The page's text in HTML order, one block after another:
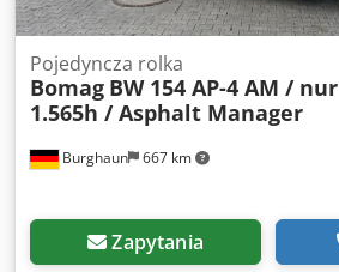
Burghaun 667 km
Pojedyncza rolka
Bomag BW 154 AP-4 AM / nur
1.565h / Asphalt Manager
Zapytania